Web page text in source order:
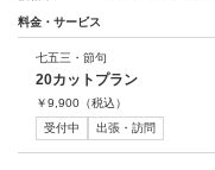
料金・サービス
七五三・節句
20カットプラン
￥9,900 （税込）
受付中
出張・訪問